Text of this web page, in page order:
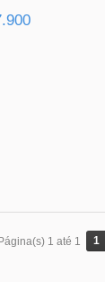
Página(s) 1 até 1 1